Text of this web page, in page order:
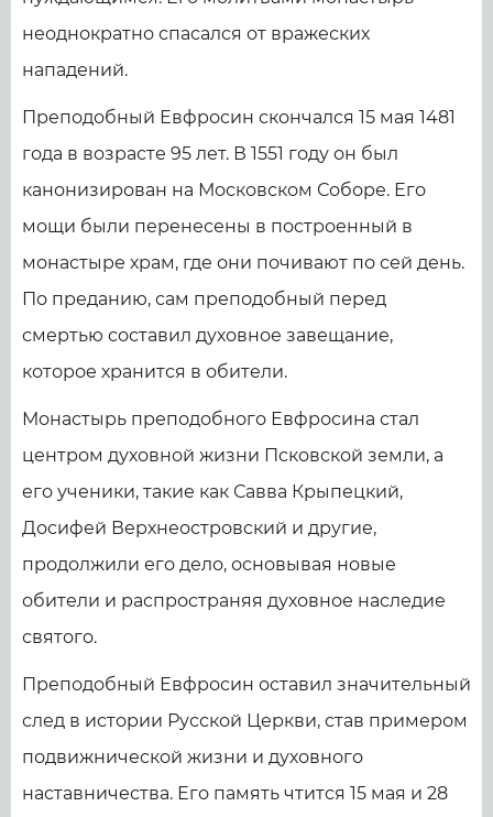
неоднократно спасался от вражеских
нападений.
Преподобный Евфросин скончался 15 мая 1481
года в возрасте 95 лет. В 1551 году он был
канонизирован на Московском Соборе. Его
мощи были перенесены в построенный в
монастыре храм, где они почивают по сей день.
По преданию, сам преподобный перед
смертью составил духовное завещание,
которое хранится в обители.
Монастырь преподобного Евфросина стал
центром духовной жизни Псковской земли, а
его ученики, такие как Савва Крыпецкий,
Досифей Верхнеостровский и другие,
продолжили его дело, основывая новые
обители и распространяя духовное наследие
святого.
Преподобный Евфросин оставил значительный
след в истории Русской Церкви, став примером
подвижнической жизни и духовного
наставничества. Его память чтится 15 мая и 28